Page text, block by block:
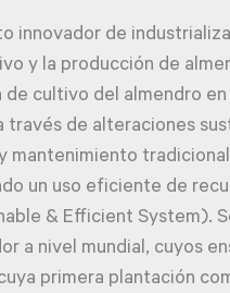
innovador de
y la producción de
de cultivo del almendro
través de alteraciones
mantenimiento
un uso eficiente de
& Efficient System).
a nivel mundial, cuyos
primera plantación